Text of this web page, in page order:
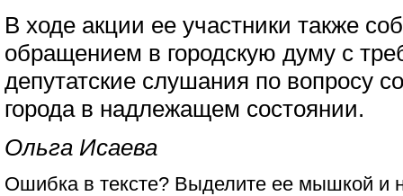
В ходе акции ее участники также
обращением в городскую думу с
депутатские слушания по вопросу
города в надлежащем состоянии.
Ольга Исаева
Ошибка в тексте? Выделите ее мышкой и